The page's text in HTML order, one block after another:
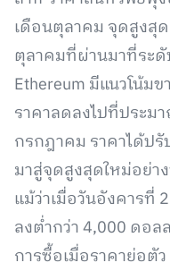
เดือนตุลาคม จุดสูงสุ
ตุลาคมที่ผ่านมาที่ระ
Ethereum มีแนวโน้ม
ราคาลดลงไปที่ประม
กรกฎาคม ราคาได้ป
มาสู่จุดสูงสุดใหม่อย่า
แม้ว่าเมื่อวันอังคารที่
ลงต่ำกว่า 4,000 ดอ
การซื้อเมื่อราคาย่อตั